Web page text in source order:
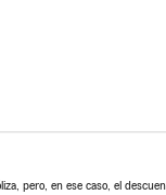
pero, en ese caso, el